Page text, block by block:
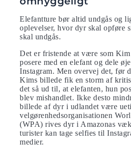
Elefantture bør altid undgås og
oplevelser, hvor dyr skal opføre
skal undgås.
Det er fristende at være som
posere med en elefant og dele
Instagram. Men overvej det, før
Kims billede fik en storm af
det så ud til, at elefanten, hun
blev mishandlet. Ikke desto
billede af dyr i udlandet være
velgørenhedsorganisationen
(WPA) rives dyr i Amazonas
turister kan tage selfies til
medier.